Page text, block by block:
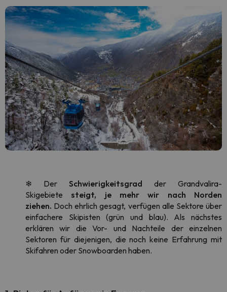
❄ Der Schwierigkeitsgrad der Grandvalira-
Skigebiete steigt, je mehr wir nach Norden
ziehen. Doch ehrlich gesagt, verfügen alle Sektore über
einfachere Skipisten (grün und blau). Als nächstes
erklären wir die Vor- und Nachteile der einzelnen
Sektoren für diejenigen, die noch keine Erfahrung mit
Skifahren oder Snowboarden haben.